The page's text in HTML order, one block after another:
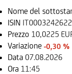
Nome del
ISIN IT0003242622
Prezzo 10,0225
Variazione -0,30 %
Data 07.08.2026
Ora 11:45